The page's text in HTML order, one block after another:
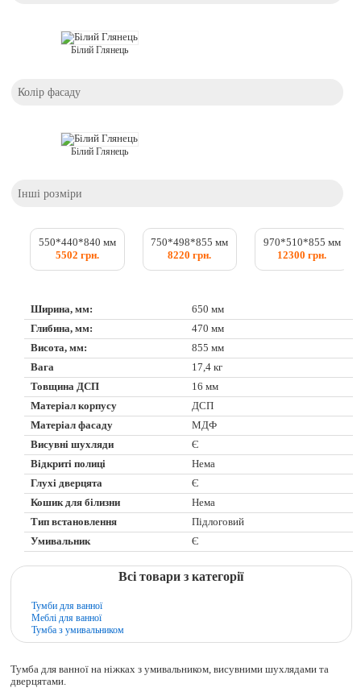
Білий Глянець
Колір фасаду
Білий Глянець
Інші розміри
550*440*840 мм
5502 грн.
750*498*855 мм
8220 грн.
970*510*855 мм
12300 грн.
Ширина, мм:
650 мм
Глибина, мм:
470 мм
Висота, мм:
855 мм
Вага
17,4 кг
Товщина ДСП
16 мм
Матеріал корпусу
ДСП
Матеріал фасаду
МДФ
Висувні шухляди
Є
Відкриті полиці
Нема
Глухі дверцята
Є
Кошик для білизни
Нема
Тип встановлення
Підлоговий
Умивальник
Є
Всі товари з категорії
Тумби для ванної
Меблі для ванної
Тумба з умивальником
Тумба для ванної на ніжках з умивальником, висувними шухлядами та
дверцятами.